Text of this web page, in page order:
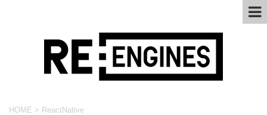
HOME > ReactNative